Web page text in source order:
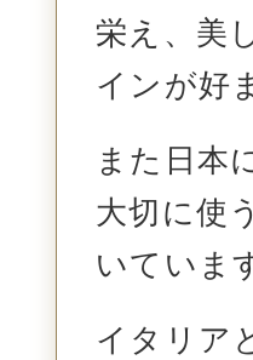
栄え、美
インが好
また日本
大切に使
いていま
イタリア